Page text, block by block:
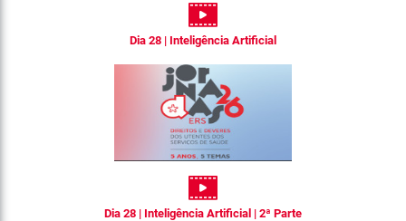
Dia 28 | Inteligência Artificial
Dia 28 | Inteligência Artificial | 2ª Parte